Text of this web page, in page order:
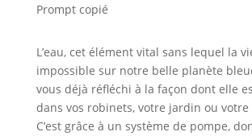
Prompt copié
L’eau, cet élément vital sans lequel la
impossible sur notre belle planète
vous déjà réfléchi à la façon dont elle
dans vos robinets, votre jardin ou votre
C’est grâce à un système de pompe,